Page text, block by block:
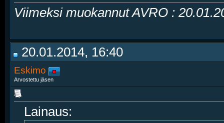
Viimeksi muokannut AVRO :
20.01.2014, 16:40
Eskimo
Arvostettu jäsen
Lainaus: